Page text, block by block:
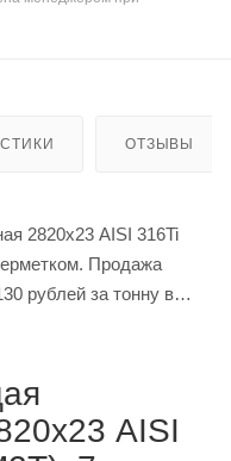
ОТЗЫВЫ
2820х23 AISI 316Ti
Продажа
рублей за тонну в
AISI